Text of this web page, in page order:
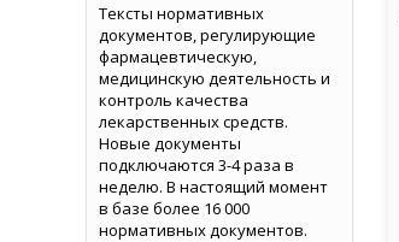
Тексты нормативных
документов, регулирующие
фармацевтическую,
медицинскую деятельность и
контроль качества
лекарственных средств.
Новые документы
подключаются 3-4 раза в
неделю. В настоящий момент
в базе более 16 000
нормативных документов.